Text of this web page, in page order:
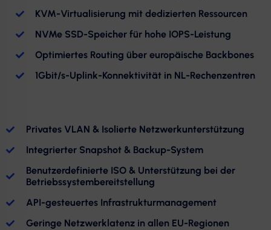
KVM-Virtualisierung mit dedizierten Ressourcen
NVMe SSD-Speicher für hohe IOPS-Leistung
Optimiertes Routing über europäische Backbones
1Gbit/s-Uplink-Konnektivität in NL-Rechenzentren
Privates VLAN & Isolierte Netzwerkunterstützung
Integrierter Snapshot & Backup-System
Benutzerdefinierte ISO & Unterstützung bei der
Betriebssystembereitstellung
API-gesteuertes Infrastrukturmanagement
Geringe Netzwerklatenz in allen EU-Regionen